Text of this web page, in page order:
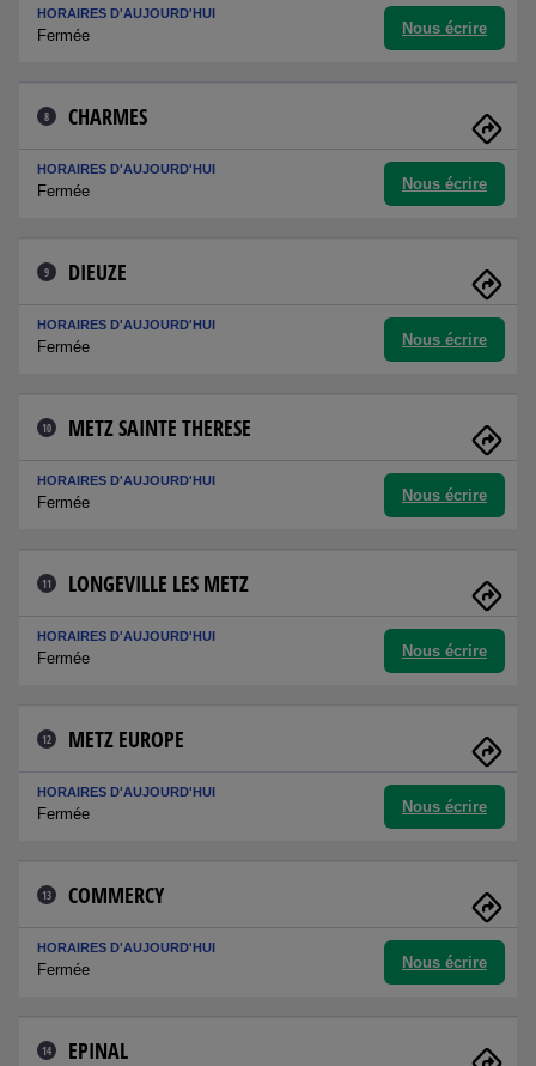
HORAIRES D'AUJOURD'HUI
Fermée Nous écrire
8 CHARMES
HORAIRES D'AUJOURD'HUI
Fermée Nous écrire
9 DIEUZE
HORAIRES D'AUJOURD'HUI
Fermée Nous écrire
10 METZ SAINTE THERESE
HORAIRES D'AUJOURD'HUI
Fermée Nous écrire
11 LONGEVILLE LES METZ
HORAIRES D'AUJOURD'HUI
Fermée Nous écrire
12 METZ EUROPE
HORAIRES D'AUJOURD'HUI
Fermée Nous écrire
13 COMMERCY
HORAIRES D'AUJOURD'HUI
Fermée Nous écrire
14 EPINAL